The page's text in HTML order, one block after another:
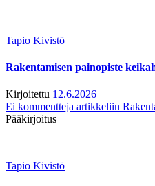
Tapio Kivistö
Rakentamisen painopiste
Kirjoitettu 12.6.2026
Ei kommentteja artikkeliin
Pääkirjoitus
Tapio Kivistö